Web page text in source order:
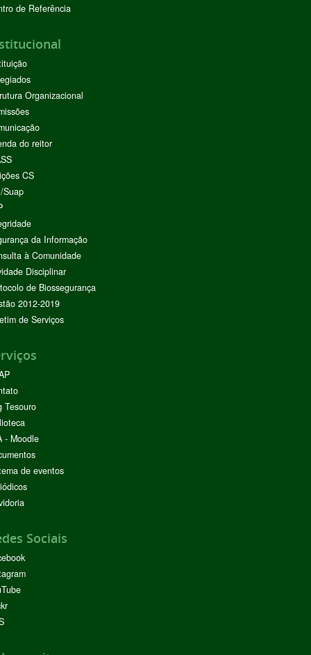
de Referência
Organizacional
do reitor
CS
Suap
da Informação
à Comunidade
Disciplinar
de Biossegurança
2012-2019
de Serviços
Tesouro
- Moodle
de eventos
Sociais